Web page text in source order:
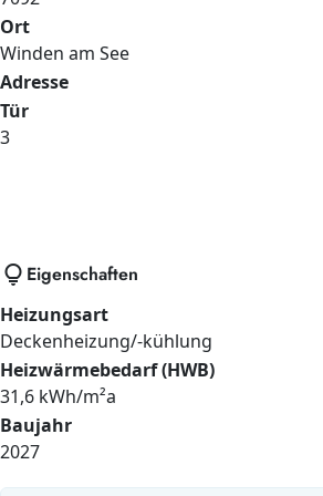
Ort
Winden am See
Adresse
Tür
3
lightbulb Eigenschaften
Heizungsart
Deckenheizung/-kühlung
Heizwärmebedarf (HWB)
31,6 kWh/m²a
Baujahr
2027